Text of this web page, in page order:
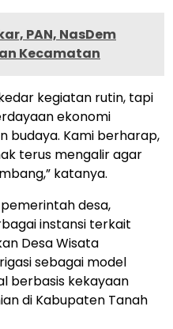
PAN, NasDem
Kecamatan
kegiatan rutin, tapi
ekonomi
budaya. Kami berharap,
terus mengalir agar
katanya.
desa,
instansi terkait
Desa Wisata
sebagai model
berbasis kekayaan
di Kabupaten Tanah